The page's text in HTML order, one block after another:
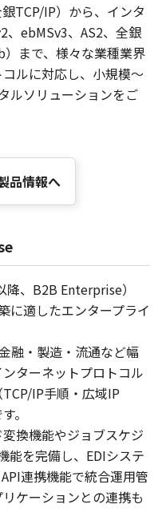
TCP/IP）から、インタ
、ebMSv3、AS2、全銀
まで、様々な業種業界
ルに対応し、小規模～
ルソリューションをご
品情報へ
、B2B Enterprise）
に適したエンタープライ
融・製造・流通など幅
ターネットプロトコル
TCP/IP手順・広域IP
。
換機能やジョブスケジ
能を完備し、EDIシステ
連携機能で統合運用管
ケーションとの連携も